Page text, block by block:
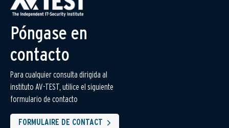
Póngase en
contacto
Para cualquier consulta dirigida al
instituto AV-TEST, utilice el siguiente
formulario de contacto
FORMULAIRE DE CONTACT